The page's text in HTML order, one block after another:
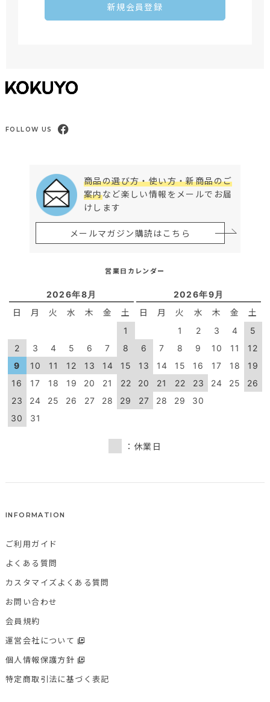
新規会員登録
FOLLOW US
商品の選び方・使い方・新商品のご
案内など楽しい情報をメールでお届
けします
メールマガジン購読はこちら
営業日カレンダー
2026年8月
日 月 火 水 木 金 土
1
2
3 4 5 6 7
8
9
10 11 12 13 14
15
16
17 18 19 20 21
22
23
24 25 26 27 28
29
30
31
2026年9月
日 月 火 水 木 金 土
1 2 3 4
5
6
7 8 9 10 11
12
13
14 15 16 17 18
19
20
21 22 23 24 25
26
27
28 29 30
：休業日
INFORMATION
ご利用ガイド
よくある質問
カスタマイズよくある質問
お問い合わせ
会員規約
運営会社について
個人情報保護方針
特定商取引法に基づく表記